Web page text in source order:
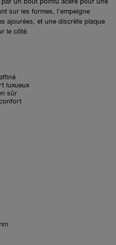
sur les formes, l’empeigne
ajourées, et une discrète plaque
le côté.
luxueux
sûr